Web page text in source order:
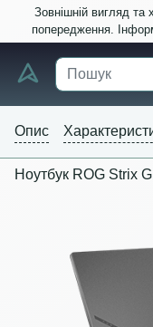
Зовнішній вигляд та
попередження.
Опис
Ноутбук ROG Strix